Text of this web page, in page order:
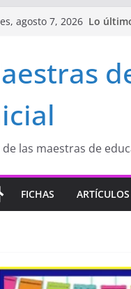
agosto 7, 2026 Lo
de las maestras de
FICHAS ARTÍCULOS